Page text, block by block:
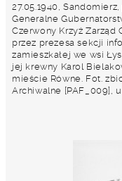
27.05.1940,
Generalne
Czerwony Krzyż Zarząd
przez prezesa sekcji
zamieszkałej we wsi
jej krewny Karol
mieście Równe. Fot.
Archiwalne [PAF_009],